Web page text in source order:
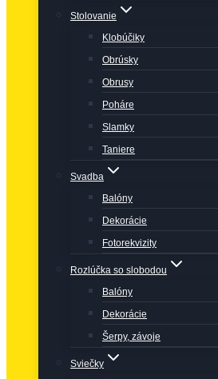
Stolovanie
Klobúčiky
Obrúsky
Obrusy
Poháre
Slamky
Taniere
Svadba
Balóny
Dekorácie
Fotorekvizity
Rozlúčka so slobodou
Balóny
Dekorácie
Šerpy, závoje
Sviečky